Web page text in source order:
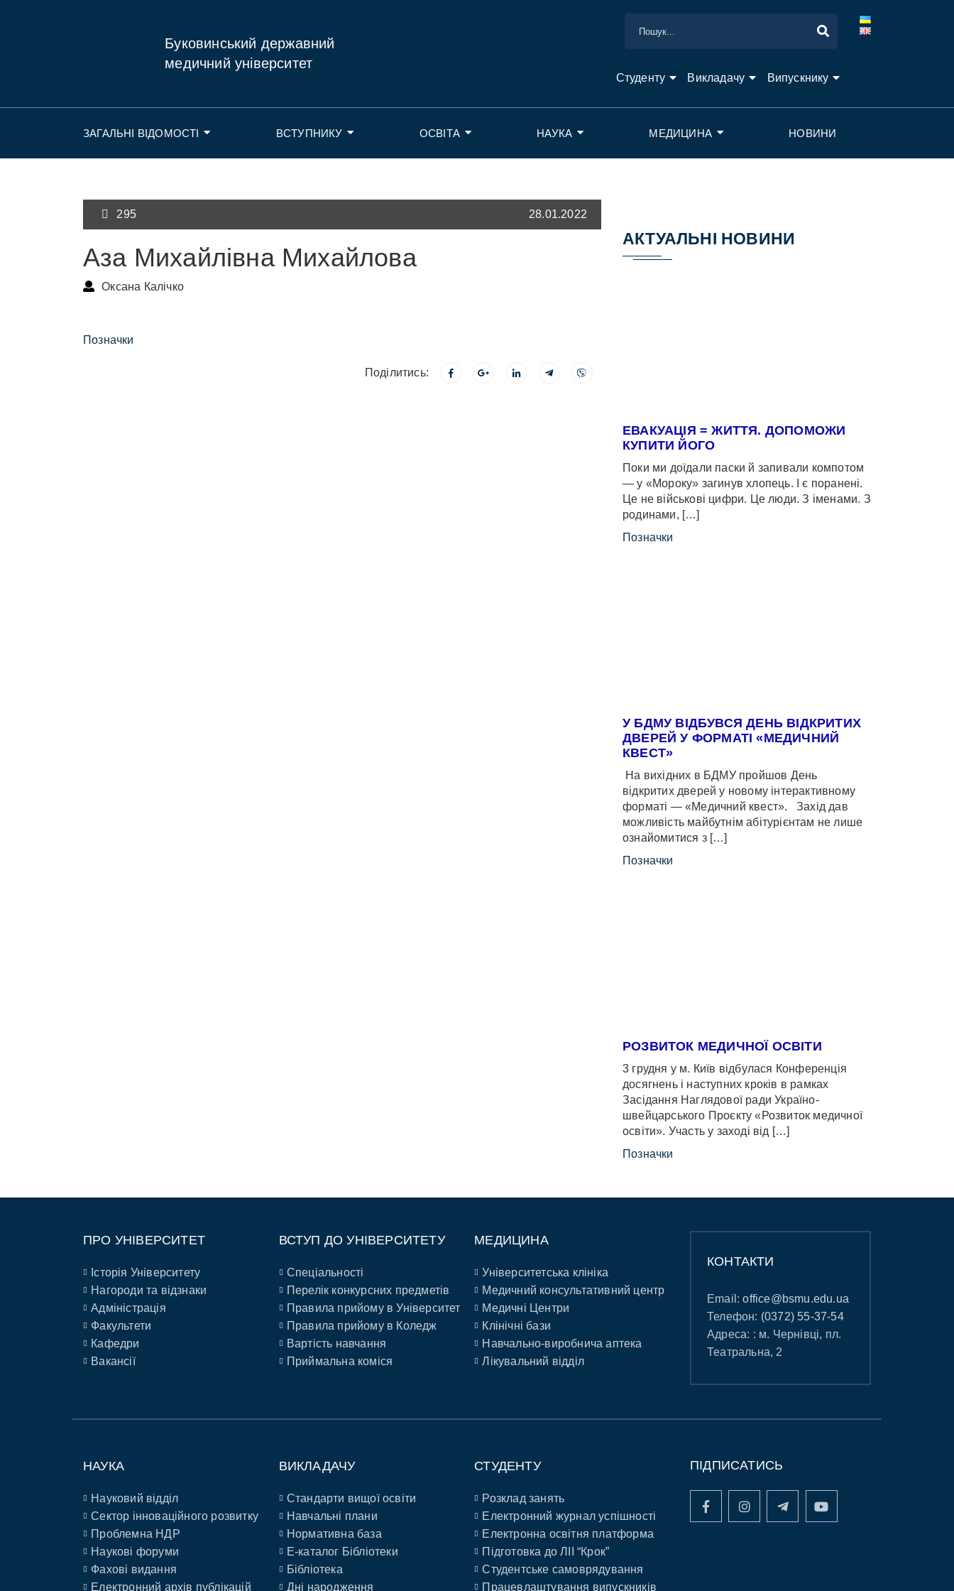
Буковинський державний
медичний університет
Студенту Викладачу Випускнику
ЗАГАЛЬНІ ВІДОМОСТІ ВСТУПНИКУ ОСВІТА НАУКА МЕДИЦИНА НОВИНИ
295 28.01.2022
Аза Михайлівна Михайлова
Оксана Калічко
Позначки
Поділитись:
АКТУАЛЬНІ НОВИНИ
ЕВАКУАЦІЯ = ЖИТТЯ. ДОПОМОЖИ
КУПИТИ ЙОГО
Поки ми доїдали паски й запивали компотом
— у «Мороку» загинув хлопець. І є поранені.
Це не військові цифри. Це люди. З іменами. З
родинами, […]
Позначки
У БДМУ ВІДБУВСЯ ДЕНЬ ВІДКРИТИХ
ДВЕРЕЙ У ФОРМАТІ «МЕДИЧНИЙ
КВЕСТ»
На вихідних в БДМУ пройшов День
відкритих дверей у новому інтерактивному
форматі — «Медичний квест». Захід дав
можливість майбутнім абітурієнтам не лише
ознайомитися з […]
Позначки
РОЗВИТОК МЕДИЧНОЇ ОСВІТИ
3 грудня у м. Київ відбулася Конференція
досягнень і наступних кроків в рамках
Засідання Наглядової ради Україно-
швейцарського Проєкту «Розвиток медичної
освіти». Участь у заході від […]
Позначки
ПРО УНІВЕРСИТЕТ
Історія Університету
Нагороди та відзнаки
Адміністрація
Факультети
Кафедри
Вакансії
ВСТУП ДО УНІВЕРСИТЕТУ
Спеціальності
Перелік конкурсних предметів
Правила прийому в Університет
Правила прийому в Коледж
Вартість навчання
Приймальна коміся
МЕДИЦИНА
Університетська клініка
Медичний консультативний центр
Медичні Центри
Клінічні бази
Навчально-виробнича аптека
Лікувальний відділ
КОНТАКТИ
Email:office@bsmu.edu.ua
Телефон: (0372) 55-37-54
Адреса: : м. Чернівці, пл.
Театральна, 2
НАУКА
Науковий відділ
Сектор інноваційного розвитку
Проблемна НДР
Наукові форуми
Фахові видання
Електронний архів публікацій
ВИКЛАДАЧУ
Стандарти вищої освіти
Навчальні плани
Нормативна база
E-каталог Бібліотеки
Бібліотека
Дні народження
СТУДЕНТУ
Розклад занять
Електронний журнал успішності
Електронна освітня платформа
Підготовка до ЛІІ “Крок”
Студентське самоврядування
Працевлаштування випускників
ПІДПИСАТИСЬ